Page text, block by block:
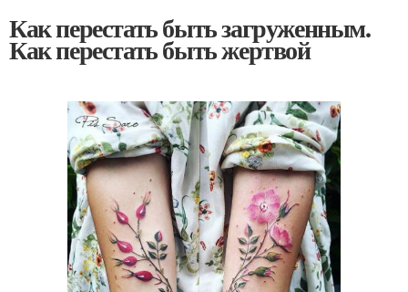
Как перестать быть загруженным.
Как перестать быть жертвой